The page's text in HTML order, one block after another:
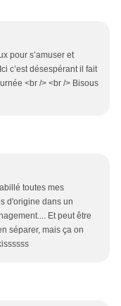
pour s’amuser et
c’est désespérant il fait
<br /> <br /> Bisous
toutes mes
d'origine dans un
Et peut être
séparer, mais ça on